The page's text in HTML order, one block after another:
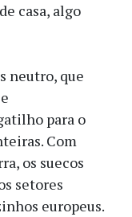
casa, algo
neutro, que
para o
Com
os suecos
setores
europeus.